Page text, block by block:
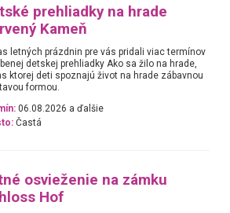
prehliadky na hrade
Kameň
letných prázdnin pre vás pridali viac termínov
detskej prehliadky Ako sa žilo na hrade,
ktorej deti spoznajú život na hrade zábavnou
formou.
06.08.2026 a ďalšie
Častá
osvieženie na zámku
Hof